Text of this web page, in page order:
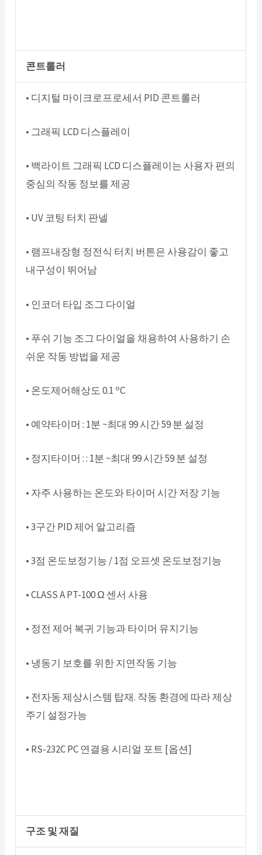
콘트롤러
• 디지털 마이크로프로세서 PID 콘트롤러
• 그래픽 LCD 디스플레이
• 백라이트 그래픽 LCD 디스플레이는 사용자 편의
중심의 작동 정보를 제공
• UV 코팅 터치 판넬
• 램프내장형 정전식 터치 버튼은 사용감이 좋고
내구성이 뛰어남
• 인코더 타입 조그 다이얼
• 푸쉬 기능 조그 다이얼을 채용하여 사용하기 손
쉬운 작동 방법을 제공
• 온도제어해상도 0.1 oC
• 예약타이머 : 1분 ~최대 99 시간 59 분 설정
• 정지타이머 : : 1분 ~최대 99 시간 59 분 설정
• 자주 사용하는 온도와 타이머 시간 저장 기능
• 3구간 PID 제어 알고리즘
• 3점 온도보정기능 / 1점 오프셋 온도보정기능
• CLASS A PT-100 Ω 센서 사용
• 정전 제어 복귀 기능과 타이머 유지기능
• 냉동기 보호를 위한 지연작동 기능
• 전자동 제상시스템 탑재. 작동 환경에 따라 제상
주기 설정가능
• RS-232C PC 연결용 시리얼 포트 [옵션]
구조 및 재질